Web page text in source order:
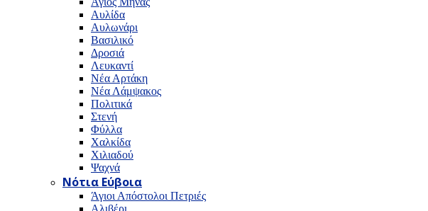
Αυλίδα
Αυλωνάρι
Βασιλικό
Δροσιά
Λευκαντί
Νέα Αρτάκη
Νέα Λάμψακος
Πολιτικά
Στενή
Φύλλα
Χαλκίδα
Χιλιαδού
Ψαχνά
Νότια Εύβοια
Άγιοι Απόστολοι Πετριές